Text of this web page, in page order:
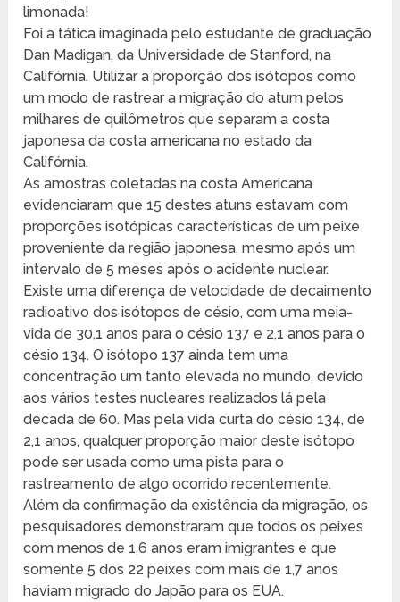
limonada!
Foi a tática imaginada pelo estudante de graduação
Dan Madigan, da Universidade de Stanford, na
Califórnia. Utilizar a proporção dos isótopos como
um modo de rastrear a migração do atum pelos
milhares de quilômetros que separam a costa
japonesa da costa americana no estado da
Califórnia.
As amostras coletadas na costa Americana
evidenciaram que 15 destes atuns estavam com
proporções isotópicas características de um peixe
proveniente da região japonesa, mesmo após um
intervalo de 5 meses após o acidente nuclear.
Existe uma diferença de velocidade de decaimento
radioativo dos isótopos de césio, com uma meia-
vida de 30,1 anos para o césio 137 e 2,1 anos para o
césio 134. O isótopo 137 ainda tem uma
concentração um tanto elevada no mundo, devido
aos vários testes nucleares realizados lá pela
década de 60. Mas pela vida curta do césio 134, de
2,1 anos, qualquer proporção maior deste isótopo
pode ser usada como uma pista para o
rastreamento de algo ocorrido recentemente.
Além da confirmação da existência da migração, os
pesquisadores demonstraram que todos os peixes
com menos de 1,6 anos eram imigrantes e que
somente 5 dos 22 peixes com mais de 1,7 anos
haviam migrado do Japão para os EUA.